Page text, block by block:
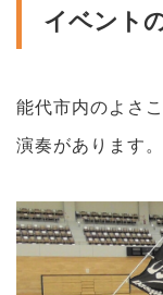
イベント
能代市内のよさ
演奏があります。